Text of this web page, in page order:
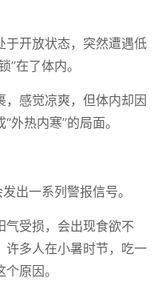
于开放状态，突然遭遇低
”在了体内。
感觉凉爽，但体内却因
外热内寒”的局面。
出一系列警报信号。
气受损，会出现食欲不
许多人在小暑时节，吃一
原因。